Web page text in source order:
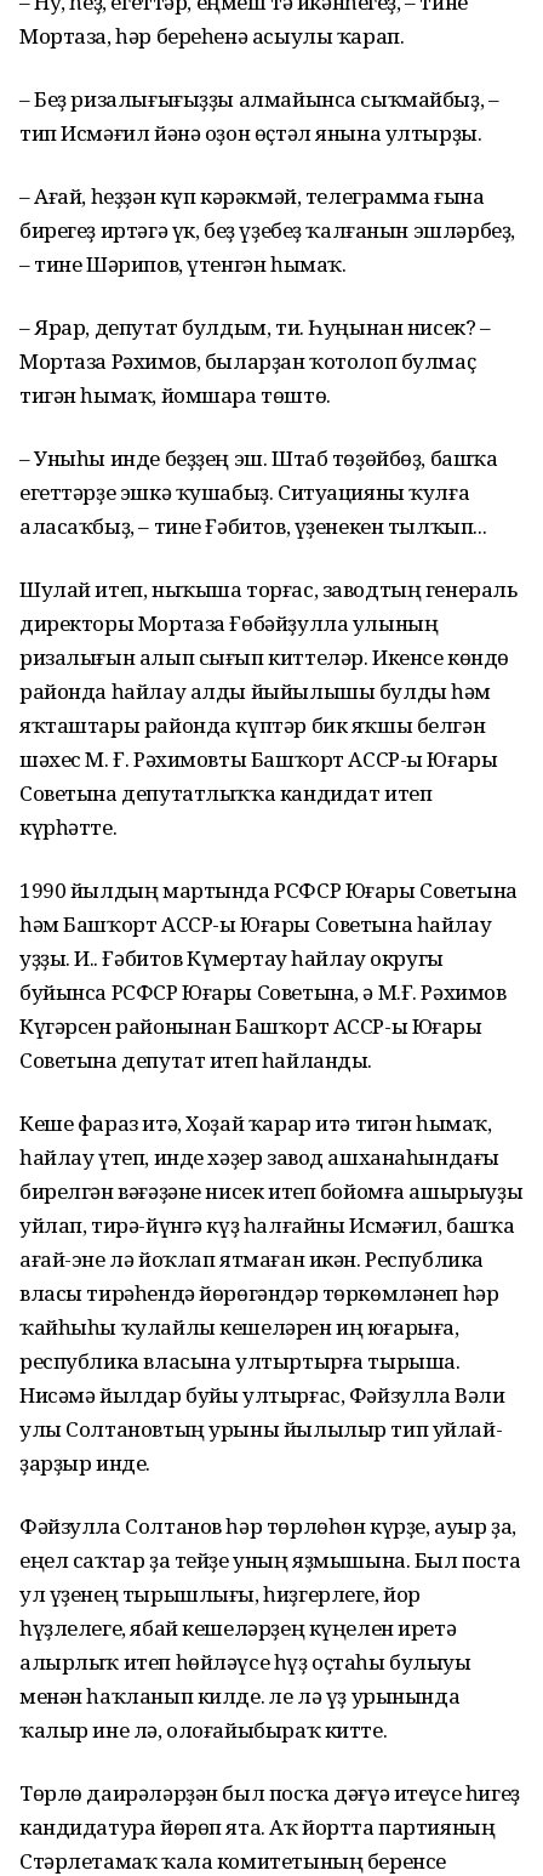
Мортаза, һәр береһенә асыулы ҡарап.
– Беҙ ризалығығыҙҙы алмайынса сыҡ­майбыҙ, –
тип Исмәғил йәнә оҙон өҫтәл янына ултырҙы.
– Ағай, һеҙҙән күп кәрәкмәй, телеграмма ғына
бирегеҙ иртәгә үк, беҙ үҙебеҙ ҡалғанын эшләрбеҙ,
– тине Шәрипов, үтенгән һымаҡ.
– Ярар, депутат булдым, ти. Һуңынан нисек? –
Мортаза Рәхимов, быларҙан ҡото­лоп булмаҫ
тигән һымаҡ, йомшара төштө.
– Уныһы инде беҙҙең эш. Штаб төҙөйбөҙ, башҡа
егеттәрҙе эшкә ҡушабыҙ. Ситуацияны ҡулға
аласаҡбыҙ, – тине Ғәбитов, үҙенекен тылҡып...
Шулай итеп, ныҡыша торғас, заводтың генераль
директоры Мор­таза Ғөбәйҙулла улының
ризалығын алып сығып киттеләр. Икенсе көндө
районда һайлау алды йыйылышы булды һәм
яҡташтары районда күптәр бик яҡшы белгән
шәхес М. Ғ. Рәхимовты Башҡорт АССР-ы Юғары
Советына депу­татлыҡҡа кандидат итеп
күрһәтте.
1990 йылдың мартында РСФСР Юғары Советына
һәм Башҡорт АССР-ы Юғары Советына һайлау
уҙҙы. И.Ә. Ғәбитов Күмертау һайлау округы
буйынса РСФСР Юғары Советына, ә М.Ғ. Рәхимов
Күгәрсен районынан Башҡорт АССР-ы Юғары
Советына депутат итеп һайланды.
Кеше фараз итә, Хоҙай ҡарар итә тигән һымаҡ,
һайлау үтеп, инде хәҙер завод ашха­наһындағы
бирелгән вәғәҙәне нисек итеп бойомға ашырыуҙы
уйлап, тирә-йүнгә күҙ һал­ғайны Исмәғил, башҡа
ағай-эне лә йоҡ­лап ятмаған икән. Республика
власы тирә­һендә йөрөгәндәр төркөмләнеп һәр
ҡайһыһы ҡулайлы кешеләрен иң юғарыға,
республика власына ултыртырға тырыша.
Нисәмә йылдар буйы ултырғас, Фәйзулла Вәли
улы Сол­тановтың урыны йылылыр тип уйлай­
ҙарҙыр инде.
Фәйзулла Солтанов һәр төр­лөһөн күрҙе, ауыр ҙа,
еңел саҡтар ҙа тейҙе уның яҙмышына. Был поста
ул үҙенең тырыш­лығы, һиҙгерлеге, йор
һүҙлелеге, ябай кешеләрҙең күңелен иретә
алырлыҡ итеп һөйләүсе һүҙ оҫтаһы булыуы
менән һаҡланып килде. Әле лә үҙ урынында
ҡалыр ине лә, олоғайыбыраҡ китте.
Төрлө даирәләрҙән был посҡа дәғүә итеүсе һигеҙ
кандидатура йөрөп ята. Аҡ йортта партияның
Стәр­летамаҡ ҡала коми­тетының беренсе